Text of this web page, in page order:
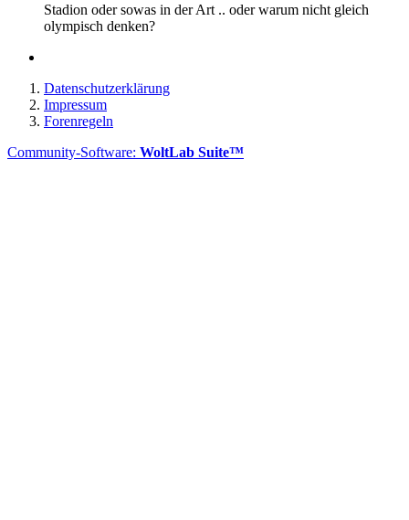
Stadion oder sowas in der Art .. oder warum nicht gleich
olympisch denken?
Datenschutzerklärung
Impressum
Forenregeln
Community-Software: WoltLab Suite™